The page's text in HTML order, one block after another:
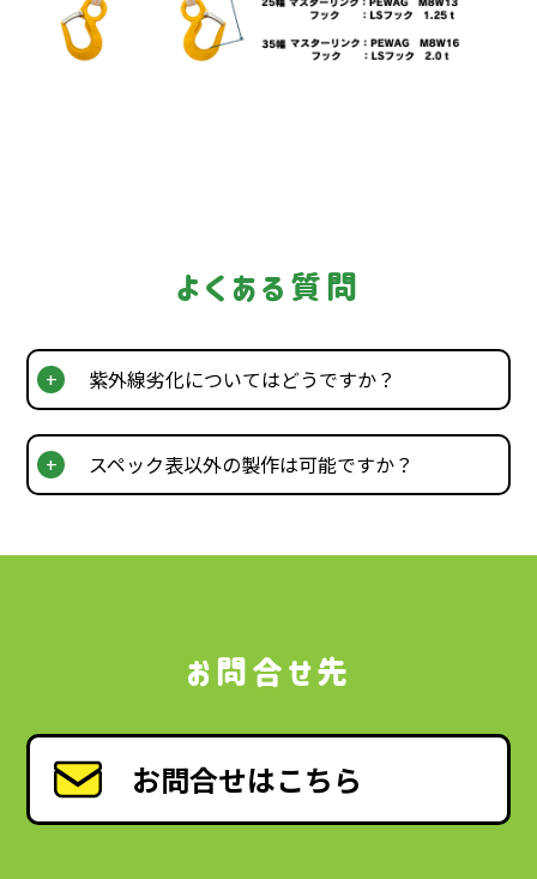
よくある質問
紫外線劣化についてはどうですか？
スペック表以外の製作は可能ですか？
お問合せ先
お問合せはこちら